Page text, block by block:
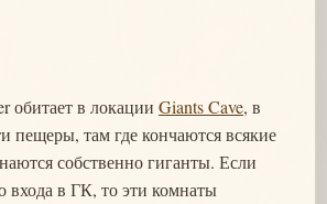
обитает в локации Giants Cave, в
пещеры, там где кончаются всякие
собственно гиганты. Если
входа в ГК, то эти комнаты